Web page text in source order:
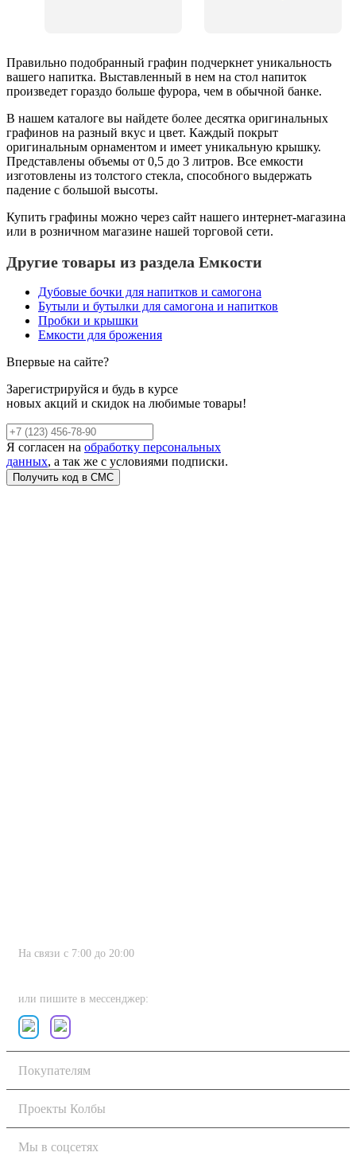
Правильно подобранный графин подчеркнет уникальность
вашего напитка. Выставленный в нем на стол напиток
произведет гораздо больше фурора, чем в обычной банке.
В нашем каталоге вы найдете более десятка оригинальных
графинов на разный вкус и цвет. Каждый покрыт
оригинальным орнаментом и имеет уникальную крышку.
Представлены объемы от 0,5 до 3 литров. Все емкости
изготовлены из толстого стекла, способного выдержать
падение с большой высоты.
Купить графины можно через сайт нашего интернет-магазина
или в розничном магазине нашей торговой сети.
Другие товары из раздела Емкости
Дубовые бочки для напитков и самогона
Бутыли и бутылки для самогона и напитков
Пробки и крышки
Емкости для брожения
Впервые на сайте?
Зарегистрируйся и будь в курсе
новых акций и скидок на любимые товары!
Я согласен на обработку персональных
данных, а так же с условиями подписки.
На связи с 7:00 до 20:00
или пишите в мессенджер:
Покупателям
Проекты Колбы
Мы в соцсетях